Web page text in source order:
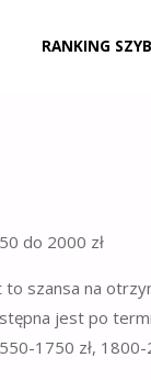
RANKING
do 2000 zł
szansa na
jest po
1750 zł, 1800-